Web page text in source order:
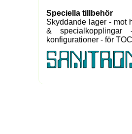
Speciella tillbehör
Skyddande lager - mot
& specialkopplingar
konfigurationer - för